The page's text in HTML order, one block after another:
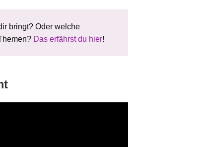
bringt? Oder welche
Das erfährst du hier!